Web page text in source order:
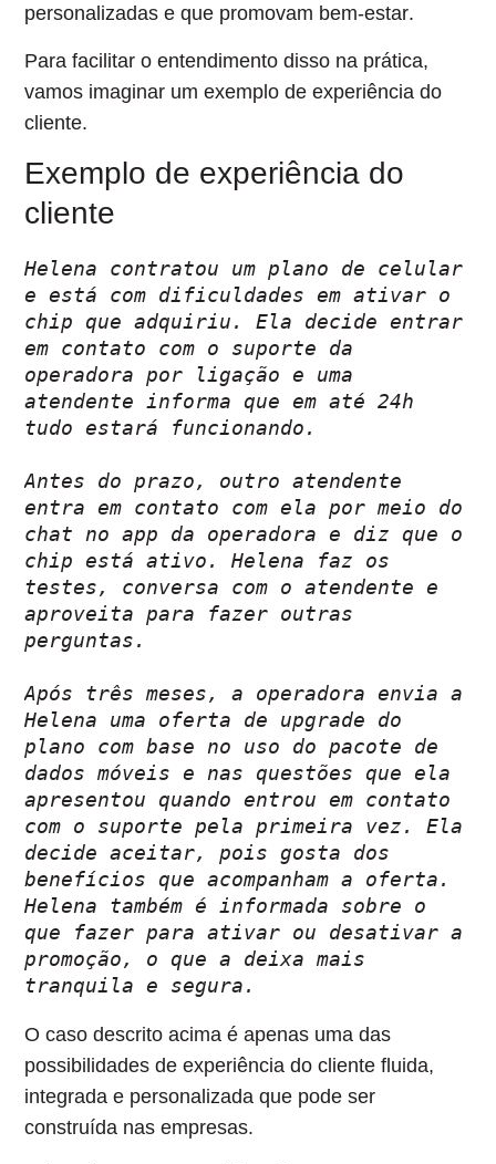
personalizadas e que promovam bem-estar.
Para facilitar o entendimento disso na prática,
vamos imaginar um exemplo de experiência do
cliente.
Exemplo de experiência do
cliente
Helena contratou um plano de celular
e está com dificuldades em ativar o
chip que adquiriu. Ela decide entrar
em contato com o suporte da
operadora por ligação e uma
atendente informa que em até 24h
tudo estará funcionando.
Antes do prazo, outro atendente
entra em contato com ela por meio do
chat no app da operadora e diz que o
chip está ativo. Helena faz os
testes, conversa com o atendente e
aproveita para fazer outras
perguntas.
Após três meses, a operadora envia a
Helena uma oferta de upgrade do
plano com base no uso do pacote de
dados móveis e nas questões que ela
apresentou quando entrou em contato
com o suporte pela primeira vez. Ela
decide aceitar, pois gosta dos
benefícios que acompanham a oferta.
Helena também é informada sobre o
que fazer para ativar ou desativar a
promoção, o que a deixa mais
tranquila e segura.
O caso descrito acima é apenas uma das
possibilidades deexperiência do cliente fluida,
integrada e personalizada que pode ser
construída nas empresas.